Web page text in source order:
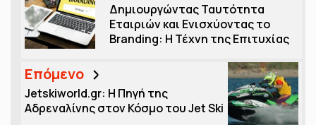
Δημιουργώντας Ταυτότητα
Εταιριών και Ενισχύοντας το
Branding: Η Τέχνη της Επιτυχίας
Επόμενο
Jetskiworld.gr: Η Πηγή της
Αδρεναλίνης στον Κόσμο του Jet Ski